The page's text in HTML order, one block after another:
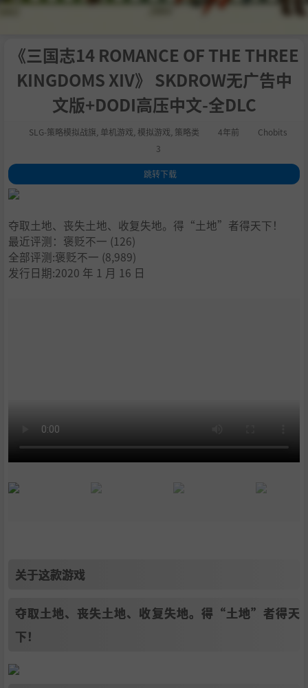
《三国志14 ROMANCE OF THE THREE
KINGDOMS XIV》 SKDROW无广告中
文版+DODI高压中文-全DLC
SLG-策略模拟战旗 单机游戏 模拟游戏 策略类 4年前
Chobits
3
跳转下载
1
3.由点及面，建立在土地争夺上的全新战略
4.战线的维持与要项“兵站”所孕育出的全新战略
5.因“主义”与充满个性的“政策”而千变万化的“施政”
6. 系列之最，超过1000人武将与150种以上的“个性”
夺取土地、丧失土地、收复失地。得“土地”者得天下！
最近评测： 褒贬不一 (126)
全部评测:褒贬不一 (8,989)
发行日期:2020 年 1 月 16 日
关于这款游戏
夺取土地、丧失土地、收复失地。得“土地”者得天
下！